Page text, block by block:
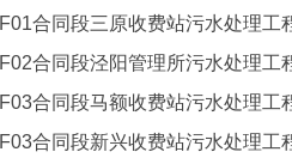
合同段三原收费站污水处理工
合同段泾阳管理所污水处理工
合同段马额收费站污水处理工
合同段新兴收费站污水处理工